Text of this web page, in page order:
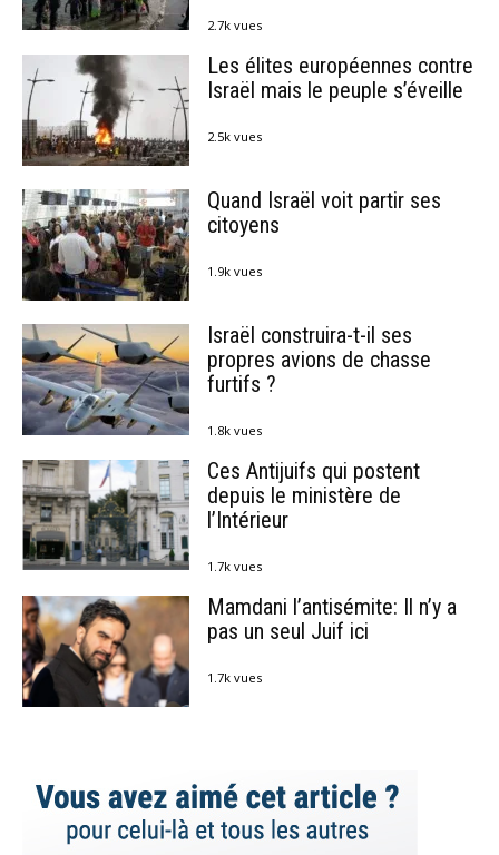
2.7k vues
Les élites européennes contre
Israël mais le peuple s’éveille
2.5k vues
Quand Israël voit partir ses
citoyens
1.9k vues
Israël construira-t-il ses
propres avions de chasse
furtifs ?
1.8k vues
Ces Antijuifs qui postent
depuis le ministère de
l’Intérieur
1.7k vues
Mamdani l’antisémite: Il n’y a
pas un seul Juif ici
1.7k vues